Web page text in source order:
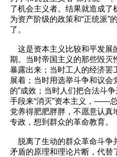
了机会主义者。结果就造成了
为资产阶级的政策和“正统派”
了。
这是资本主义比较和平发展
期。当时帝国主义的那些毁灭
暴露出来；当时工人的经济罢
展着；当时用选举斗争和议会
的”成效；当时人们把合法斗
手段来“消灭”资本主义，——
党养得肥肥胖胖，不愿意认真
专政，想到群众的革命教
脱离了生动的群众革命斗争
矛盾的原理和理论片断，代替